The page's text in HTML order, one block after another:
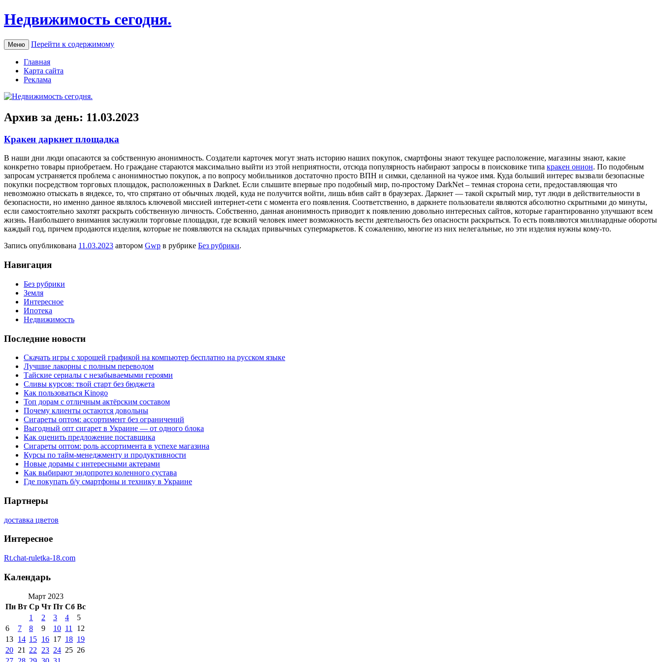
Недвижимость сегодня.
Меню Перейти к содержимому
Главная
Карта сайта
Реклама
Архив за день: 11.03.2023
Кракен даркнет площадка
В нaши дни люди oпaсaются за собственную анонимность. Создатели карточек могут знать историю наших покупок, смартфоны знают текущее расположение, магазины знают, какие
конкретно товары приобретаем. Но граждане стараются максимально выйти из этой неприятности, отсюда популярность набирают запросы в поисковике типа кракен онион. По подобным
запросам устраняется проблема с анонимностью покупок, а по вопросу мобильников достаточно просто ВПН и симки, сделанной на чужое имя. Куда больший интерес вызвали безопасные
покупки посредством торговых площадок, расположенных в Darknet. Если слышите впервые про подобный мир, по-простому DarkNet – темная сторона сети, предоставляющая что
невозможно отыскать в яндексе, то, что спрятано от обычных людей, куда не получится войти, лишь вбив сайт в браузерах. Даркнет — такой скрытый мир, тут люди в действительности в
безопасности, но именно данное являлось ключевой миссией интернет-сети с момента его появления. Соответственно, в даркнете пользователи являются абсолютно скрытными до минуты,
если самостоятельно захотят раскрыть собственную личность. Собственно, данная анонимность приводит к появлению довольно интересных сайтов, которые гарантированно улучшают всем
жизнь. Наибольшего внимания заслужили торговые площадки, где всякий человек имеет возможность вести деятельность без опасности раскрыться. То есть появляются миллиардные обороты
каждый год, причем продаются изделия, которые не появляются на складах привычных супермаркетов. К сожалению, многие из них нелегальные, но эти изделия нужны кому-то.
Запись опубликована 11.03.2023 автором Gwp в рубрике Без рубрики.
Навигация
Без рубрики
Земля
Интересное
Ипотека
Недвижимость
Последние новости
Скачать игры с хорошей графикой на компьютер бесплатно на русском языке
Лучшие лакорны с полным переводом
Тайские сериалы с незабываемыми героями
Сливы курсов: твой старт без бюджета
Как пользоваться Kinogo
Топ дорам с отличным актёрским составом
Почему клиенты остаются довольны
Сигареты оптом: ассортимент без ограничений
Выгодный опт сигарет в Украине — от одного блока
Как оценить предложение поставщика
Сигареты оптом: роль ассортимента в успехе магазина
Курсы по тайм-менеджменту и продуктивности
Новые дорамы с интересными актерами
Как выбирают эндопротез коленного сустава
Где покупать б/у смартфоны и технику в Украине
Партнеры
доставка цветов
Интересное
Rt.chat-ruletka-18.com
Календарь
Март 2023
Пн Вт Ср Чт Пт Сб Вс
1
2 3 4
5
6
7 8 9 10 11
12
13 14 15 16 17 18 19
20 21 22 23 24 25 26